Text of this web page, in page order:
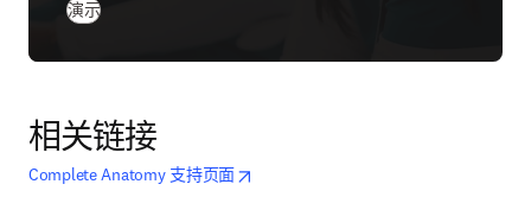
演示
相关链接
Complete Anatomy 支持页面在新的选项卡/窗口中打开
opens in new tab/window